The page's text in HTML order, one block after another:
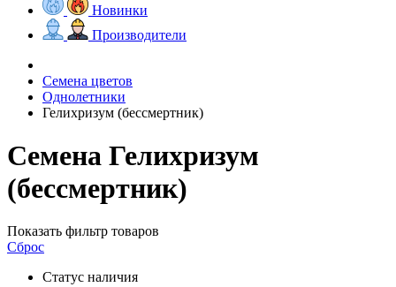
Новинки
Производители
Семена цветов
Однолетники
Гелихризум (бессмертник)
Семена Гелихризум
(бессмертник)
Показать фильтр товаров
Сброс
Статус наличия